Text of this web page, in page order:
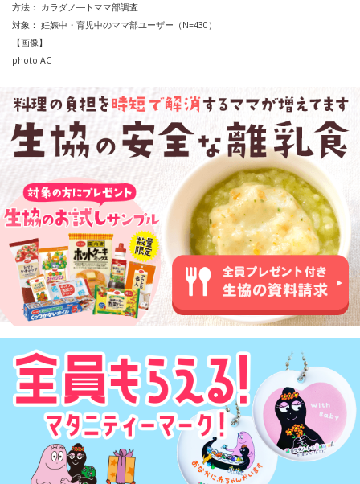
方法：
カラダノ―トママ部調査
対象： 妊娠中・育児中のママ部ユーザー（ N=430 ）
【画像】
photo AC